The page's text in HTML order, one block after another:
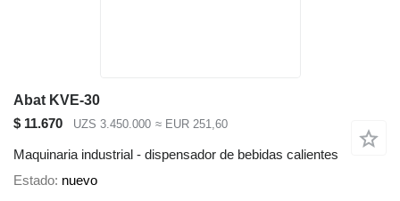
Abat KVE-30
$ 11.670
UZS 3.450.000 ≈ EUR 251,60
Maquinaria industrial - dispensador de bebidas calientes
Estado nuevo